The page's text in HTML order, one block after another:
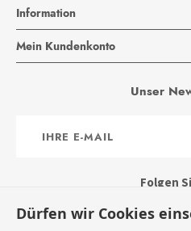
Information
Mein Kundenkonto
Unser
zum
Folgen
Dürfen wir Cookies